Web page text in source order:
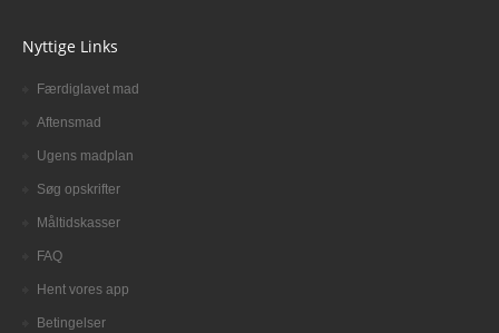
Nyttige Links
Færdiglavet mad
Aftensmad
Ugens madplan
Søg opskrifter
Måltidskasser
FAQ
Hent vores app
Betingelser